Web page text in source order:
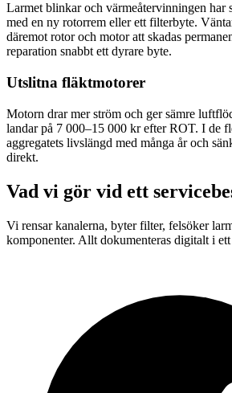
Larmet blinkar och värmeåtervinningen har
med en ny rotorrem eller ett filterbyte.
däremot rotor och motor att skadas
reparation snabbt ett dyrare byte.
Utslitna fläktmotorer
Motorn drar mer ström och ger sämre
landar på 7 000–15 000 kr efter ROT. I de
aggregatets livslängd med många år och
direkt.
Vad vi gör vid ett
Vi rensar kanalerna, byter filter, felsöker
komponenter. Allt dokumenteras digitalt i